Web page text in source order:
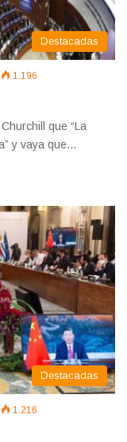
Destacadas
1.196
que “La
y vaya que…
Destacadas
1.216